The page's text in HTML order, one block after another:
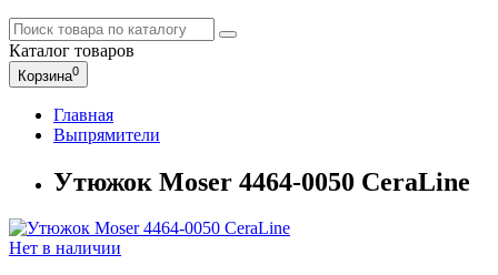
Каталог товаров
Корзина0
Главная
Выпрямители
Утюжок Moser 4464-0050 CeraLine
Нет в наличии